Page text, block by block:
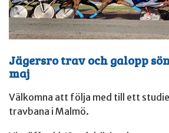
Jägersro trav och galopp
maj
Välkomna att följa med till ett
travbana i Malmö.